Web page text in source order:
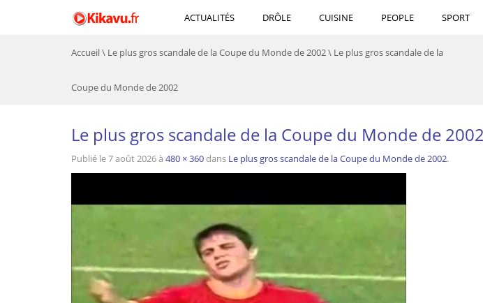
ACTUALITÉS DRÔLE CUISINE PEOPLE SPORT
Accueil\ Le plus gros scandale de la Coupe du Monde de 2002\ Le plus gros scandale de la
Coupe du Monde de 2002
Le plus gros scandale de la Coupe du Monde de 2002
Publié le7 août 2026à 480 × 360dans Le plus gros scandale de la Coupe du Monde de 2002.